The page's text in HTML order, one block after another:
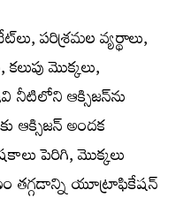
పరిశ్రమల వ్యర్థాలు,
మొక్కలు,
నీటిలోని ఆక్సిజన్‌ను
ఆక్సిజన్ అందక
పెరిగి, మొక్కలు
తగ్గడాన్ని యూట్రాఫికేషన్